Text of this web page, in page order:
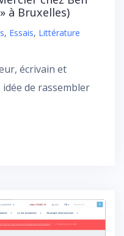
à Bruxelles)
, Essais, Littérature
écrivain et
de rassembler